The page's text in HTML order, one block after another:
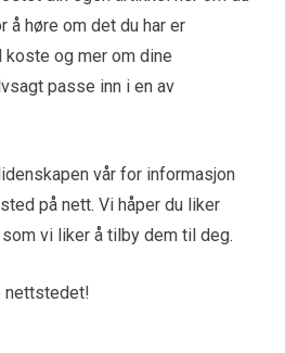
å høre om det du har er
koste og mer om dine
passe inn i en av
vår for informasjon
på nett. Vi håper du liker
vi liker å tilby dem til deg.
nettstedet!